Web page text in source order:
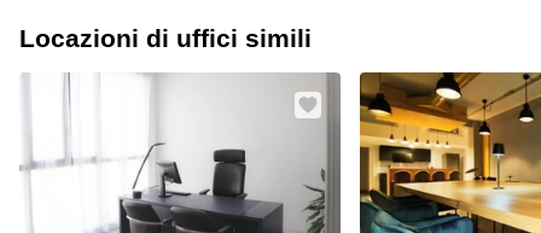
Locazioni di uffici simili